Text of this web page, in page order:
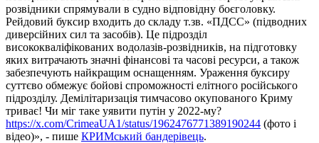
розвідники спрямували в судно відповідну боєголовку.
Рейдовий буксир входить до складу т.зв. «ПДСС» (підводних
диверсійних сил та засобів). Це підрозділ
висококваліфікованих водолазів-розвідників, на підготовку
яких витрачають значні фінансові та часові ресурси, а також
забезпечують найкращим оснащенням. Ураження буксиру
суттєво обмежує бойові спроможності елітного російського
підрозділу. Демілітаризація тимчасово окупованого Криму
триває! Чи міг таке уявити путін у 2022-му?
https://x.com/CrimeaUA1/status/1962476771389190244 (фото і
відео)», - пише КРИМський бандерівець.